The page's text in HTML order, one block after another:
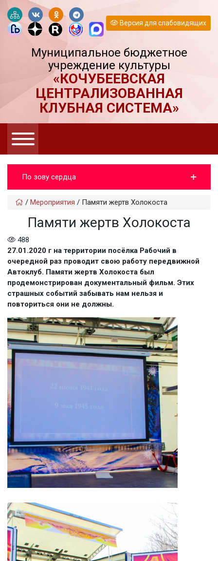
Версия для слабовидящих
Муниципальное бюджетное
учреждение культуры
«КОЧУБЕЕВСКАЯ
ЦЕНТРАЛИЗОВАННАЯ
КЛУБНАЯ СИСТЕМА»
По зову сердца
/ Мероприятия / Памяти жертв Холокоста
Памяти жертв Холокоста
488
27.01.2020 г на территории посёлка Рабочий в
очередной раз проводит свою работу передвижной
Автоклуб. Памяти жертв Холокоста был
продемонстрирован документальный фильм. Этих
страшных событий забывать нам нельзя и
повториться они не должны.